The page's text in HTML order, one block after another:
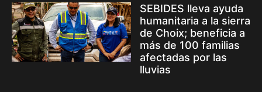
SEBIDES lleva ayuda
humanitaria a la sierra
de Choix; beneficia a
más de 100 familias
afectadas por las
lluvias